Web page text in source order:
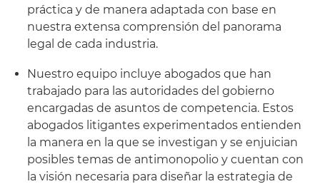
práctica y de manera adaptada con base en
nuestra extensa comprensión del panorama
legal de cada industria.
Nuestro equipo incluye abogados que han
trabajado para las autoridades del gobierno
encargadas de asuntos de competencia. Estos
abogados litigantes experimentados entienden
la manera en la que se investigan y se enjuician
posibles temas de antimonopolio y cuentan con
la visión necesaria para diseñar la estrategia de